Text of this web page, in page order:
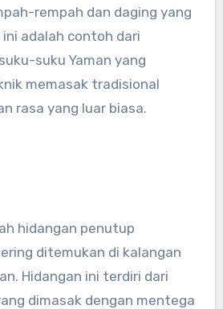
rempah dan daging yang
adalah contoh dari
suku Yaman yang
memasak tradisional
rasa yang luar biasa.
hidangan penutup
ditemukan di kalangan
Hidangan ini terdiri dari
dimasak dengan mentega